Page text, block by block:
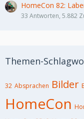
HomeCon 82:
33 Antworten, 5.882
Themen-
32 Absprachen Bilder
HomeCon